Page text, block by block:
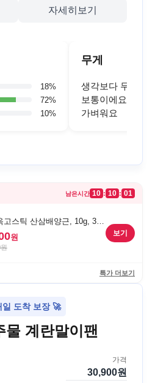
자세히보기
18%
72%
10%
무게
생각보다 무거워
보통이에요
가벼워요
남은시간 10 : 10 : 01
고스틱 산삼배양근, 10g, 30
원
원
보기
특가 더보기
일 도착 보장 🚀
물 계란말이팬
가격
30,900원